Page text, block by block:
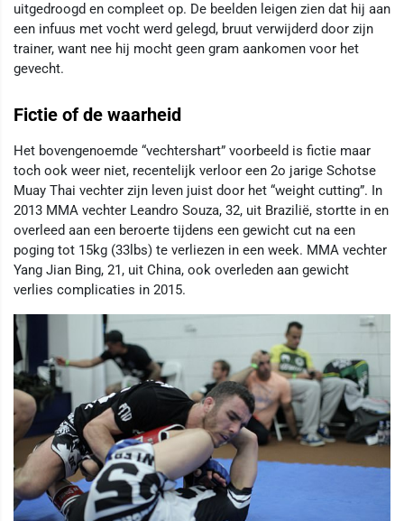
uitgedroogd en compleet op. De beelden leigen zien dat hij aan
een infuus met vocht werd gelegd, bruut verwijderd door zijn
trainer, want nee hij mocht geen gram aankomen voor het
gevecht.
Fictie of de waarheid
Het bovengenoemde “vechtershart” voorbeeld is fictie maar
toch ook weer niet, recentelijk verloor een 2o jarige Schotse
Muay Thai vechter zijn leven juist door het “weight cutting”. In
2013 MMA vechter Leandro Souza, 32, uit Brazilië, stortte in en
overleed aan een beroerte tijdens een gewicht cut na een
poging tot 15kg (33lbs) te verliezen in een week. MMA vechter
Yang Jian Bing, 21, uit China, ook overleden aan gewicht
verlies complicaties in 2015.